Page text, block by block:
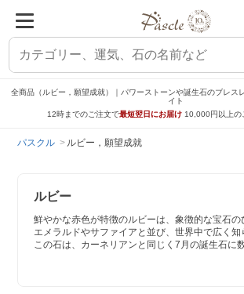
全商品（ルビー，願望成就）｜パワーストーンや誕生石のブレス
イト
12時までのご注文で最短翌日にお届け 10,000円以上の
パスクル ルビー，願望成就
ルビー
鮮やかな赤色が特徴のルビーは、象徴的な宝石の
エメラルドやサファイアと並び、世界中で広く知
この石は、カーネリアンと同じく7月の誕生石に